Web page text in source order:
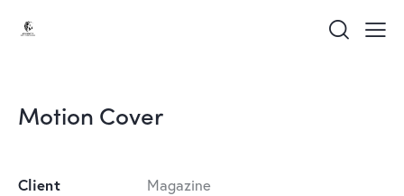
Motion Cover
Client
Magazine